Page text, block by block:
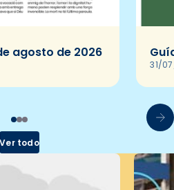
agosto de 2026
31/
Ver todo